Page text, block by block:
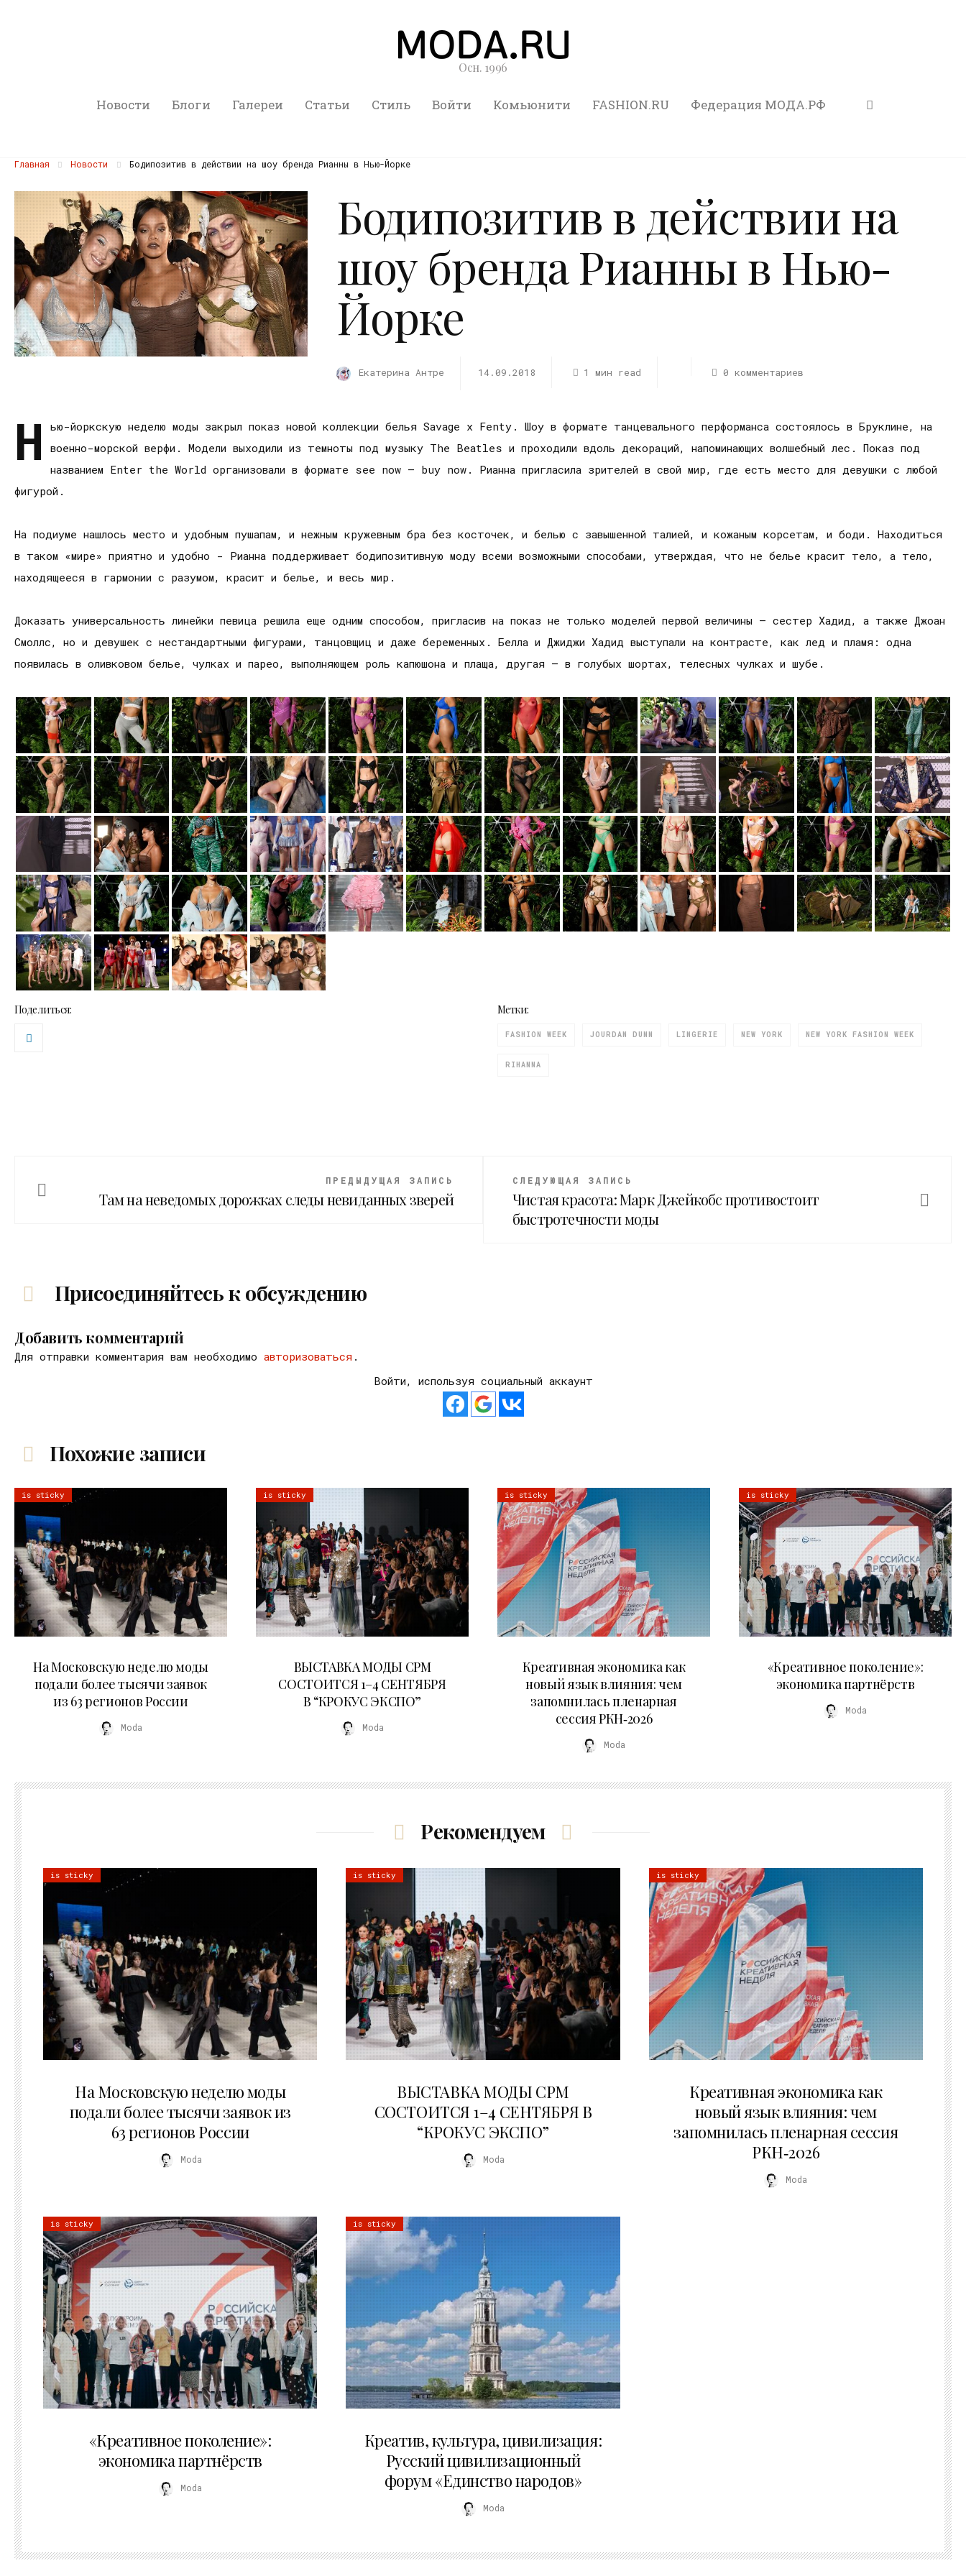
Осн. 1996
Новости Блоги Галереи Статьи Стиль Войти Комьюнити FASHION.RU Федерация МОДА.РФ
Главная Новости Бодипозитив в действии на шоу бренда Рианны в Нью-Йорке
Бодипозитив в действии на
шоу бренда Рианны в Нью-
Йорке
Екатерина Антре 14.09.2018 1 мин read 0 комментариев
Н
ью-йоркскую неделю моды закрыл показ новой коллекции белья Savage x Fenty. Шоу в формате танцевального перформанса состоялось в Бруклине, на
военно-морской верфи. Модели выходили из темноты под музыку The Beatles и проходили вдоль декораций, напоминающих волшебный лес. Показ под
названием Enter the World организовали в формате see now – buy now. Рианна пригласила зрителей в свой мир, где есть место для девушки с любой
фигурой.
На подиуме нашлось место и удобным пушапам, и нежным кружевным бра без косточек, и белью с завышенной талией, и кожаным корсетам, и боди. Находиться
в таком «мире» приятно и удобно - Рианна поддерживает бодипозитивную моду всеми возможными способами, утверждая, что не белье красит тело, а тело,
находящееся в гармонии с разумом, красит и белье, и весь мир.
Доказать универсальность линейки певица решила еще одним способом, пригласив на показ не только моделей первой величины – сестер Хадид, а также Джоан
Смоллс, но и девушек с нестандартными фигурами, танцовщиц и даже беременных. Белла и Джиджи Хадид выступали на контрасте, как лед и пламя: одна
появилась в оливковом белье, чулках и парео, выполняющем роль капюшона и плаща, другая — в голубых шортах, телесных чулках и шубе.
Поделиться: Метки:
FASHION WEEK JOURDAN DUNN LINGERIE NEW YORK NEW YORK FASHION WEEK
RIHANNA
ПРЕДЫДУЩАЯ ЗАПИСЬ
Там на неведомых дорожках следы невиданных зверей
СЛЕДУЮЩАЯ ЗАПИСЬ
Чистая красота: Марк Джейкобс противостоит
быстротечности моды
Присоединяйтесь к обсуждению
Добавить комментарий
Для отправки комментария вам необходимо авторизоваться .
Войти, используя социальный аккаунт
Похожие записи
is sticky
На Московскую неделю моды
подали более тысячи заявок
из 63 регионов России
Moda
is sticky
ВЫСТАВКА МОДЫ CPM
СОСТОИТСЯ 1–4 СЕНТЯБРЯ
В “КРОКУС ЭКСПО”
Moda
is sticky
Креативная экономика как
новый язык влияния: чем
запомнилась пленарная
сессия РКН‑2026
Moda
is sticky
«Креативное поколение»:
экономика партнёрств
Moda
Рекомендуем
is sticky
На Московскую неделю моды
подали более тысячи заявок из
63 регионов России
Moda
is sticky
ВЫСТАВКА МОДЫ CPM
СОСТОИТСЯ 1–4 СЕНТЯБРЯ В
“КРОКУС ЭКСПО”
Moda
is sticky
Креативная экономика как
новый язык влияния: чем
запомнилась пленарная сессия
РКН‑2026
Moda
is sticky
«Креативное поколение»:
экономика партнёрств
Moda
is sticky
Креатив, культура, цивилизация:
Русский цивилизационный
форум «Единство народов»
Moda